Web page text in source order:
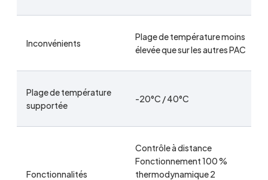
Inconvénients
Plage de température moins
élevée que sur les autres PAC
Plage de température
supportée
-20°C / 40°C
Fonctionnalités
Contrôle à distance
Fonctionnement 100 %
thermodynamique 2